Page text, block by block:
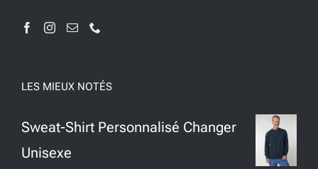
LES MIEUX NOTÉS
Sweat-Shirt Personnalisé Changer
Unisexe